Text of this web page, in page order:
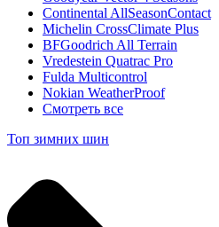
Continental AllSeasonContact
Michelin CrossClimate Plus
BFGoodrich All Terrain
Vredestein Quatrac Pro
Fulda Multicontrol
Nokian WeatherProof
Смотреть все
Топ зимних шин